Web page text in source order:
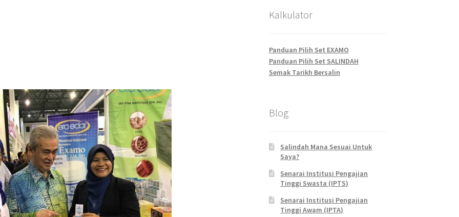
Kalkulator
Panduan Pilih Set EXAMO
Panduan Pilih Set SALINDAH
Semak Tarikh Bersalin
Blog
Salindah Mana Sesuai Untuk
Saya?
Senarai Institusi Pengajian
Tinggi Swasta (IPTS)
Senarai Institusi Pengajian
Tinggi Awam (IPTA)